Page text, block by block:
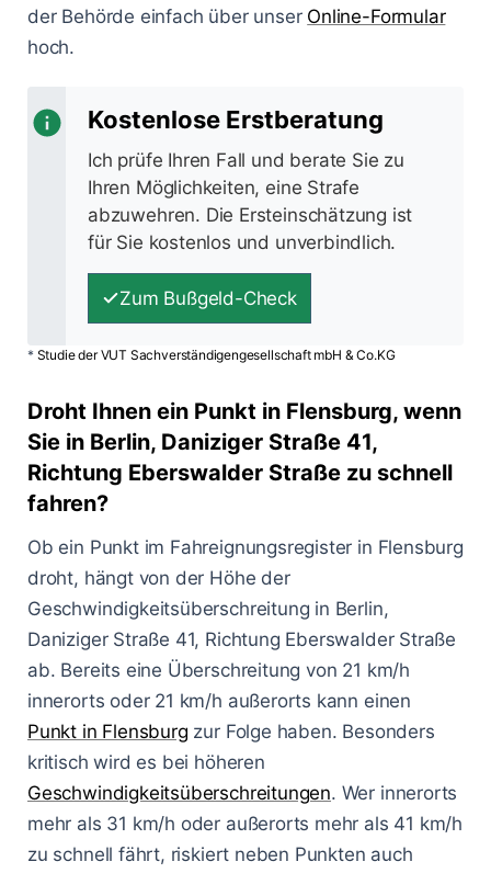
der Behörde einfach über unser Online-Formular
hoch.
Kostenlose Erstberatung
Ich prüfe Ihren Fall und berate Sie zu
Ihren Möglichkeiten, eine Strafe
abzuwehren. Die Ersteinschätzung ist
für Sie kostenlos und unverbindlich.
Zum Bußgeld-Check
* Studie der VUT Sachverständigengesellschaft mbH & Co.KG
Droht Ihnen ein Punkt in Flensburg, wenn
Sie in Berlin, Daniziger Straße 41,
Richtung Eberswalder Straße zu schnell
fahren?
Ob ein Punkt im Fahreignungsregister in Flensburg
droht, hängt von der Höhe der
Geschwindigkeitsüberschreitung in Berlin,
Daniziger Straße 41, Richtung Eberswalder Straße
ab. Bereits eine Überschreitung von 21 km/h
innerorts oder 21 km/h außerorts kann einen
Punkt in Flensburg zur Folge haben. Besonders
kritisch wird es bei höheren
Geschwindigkeitsüberschreitungen. Wer innerorts
mehr als 31 km/h oder außerorts mehr als 41 km/h
zu schnell fährt, riskiert neben Punkten auch